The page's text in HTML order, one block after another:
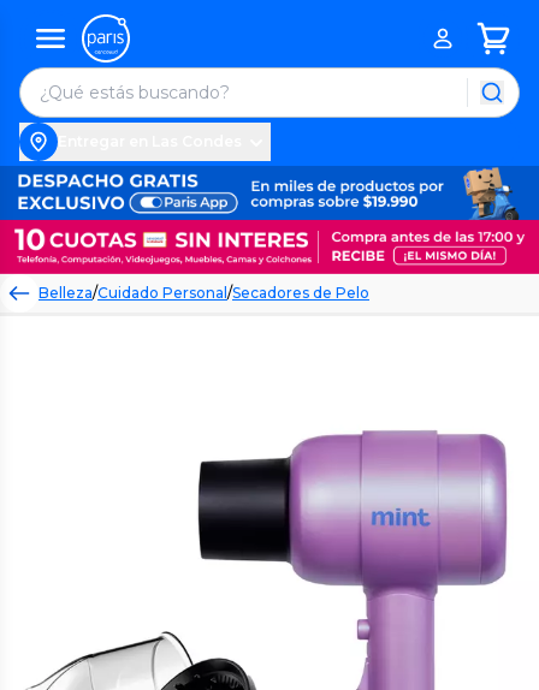
Belleza/Cuidado Personal/Secadores de Pelo